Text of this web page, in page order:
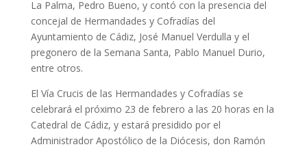
La Palma, Pedro Bueno, y contó con la presencia del
concejal de Hermandades y Cofradías del
Ayuntamiento de Cádiz, José Manuel Verdulla y el
pregonero de la Semana Santa, Pablo Manuel Durio,
entre otros.
El Vía Crucis de las Hermandades y Cofradías se
celebrará el próximo 23 de febrero a las 20 horas en la
Catedral de Cádiz, y estará presidido por el
Administrador Apostólico de la Diócesis, don Ramón